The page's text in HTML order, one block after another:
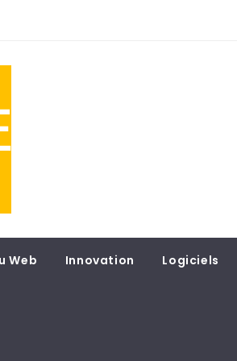
Web Innovation Logiciels